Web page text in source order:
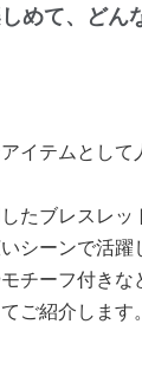
めて、どん
イテムとし
たブレスレッ
シーンで活躍
チーフ付き
ご紹介します。